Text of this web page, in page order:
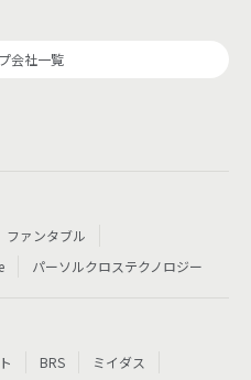
会社一覧
ファンタブル
パーソルクロステクノロジー
BRS
ミイダス